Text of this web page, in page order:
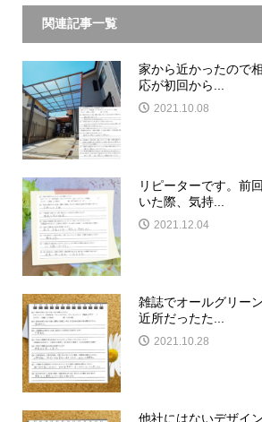
関連記事一覧
家から近かったので
応が初回から...
2021.10.08
リピーターです。前
いた際、気持...
2021.12.04
雑誌でオールグリー
近所だったた...
2021.10.28
他社にはないデザイ